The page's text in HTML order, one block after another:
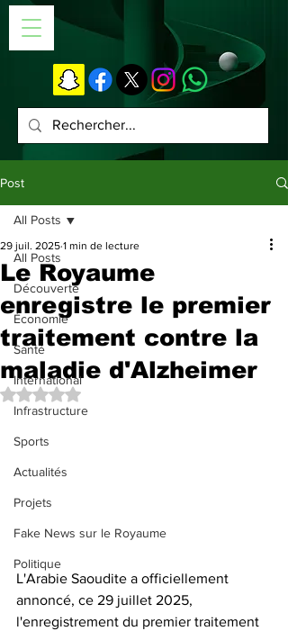
Post
All Posts
Découverte
Économie
Santé
International
Infrastructure
Sports
Actualités
Projets
Fake News sur le Royaume
Politique
All Posts
Le Royaume
enregistre le premier
traitement contre la
maladie d'Alzheimer
29 juil. 2025 1 min de lecture
Noté NaN étoiles sur 5.
L'Arabie Saoudite a officiellement
annoncé, ce 29 juillet 2025,
l'enregistrement du premier traitement